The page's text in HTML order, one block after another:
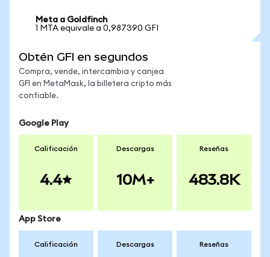
Meta a Goldfinch
1 MTA equivale a 0,987390 GFI
Obtén GFI en segundos
Compra, vende, intercambia y canjea
GFI en MetaMask, la billetera cripto más
confiable.
Google Play
Calificación
4.4
Descargas
10M+
Reseñas
483.8K
App Store
Calificación Descargas Reseñas